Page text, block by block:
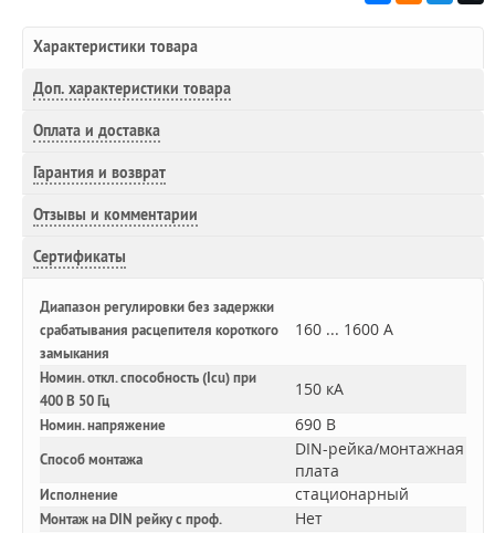
Характеристики товара
Доп. характеристики товара
Оплата и доставка
Гарантия и возврат
Отзывы и комментарии
Сертификаты
Диапазон регулировки без задержки
срабатывания расцепителя короткого
замыкания
160 ... 1600 А
Номин. откл. способность (Icu) при
400 В 50 Гц
150 кА
Номин. напряжение 690 В
Способ монтажа
DIN-рейка/монтажная
плата
Исполнение стационарный
Монтаж на DIN рейку с проф. Нет